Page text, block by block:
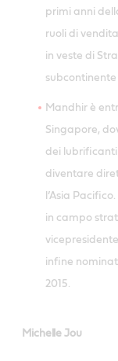
primi anni
ruoli di
in veste di
Mandhir è
Singapore,
dei
diventare
l’Asia
in campo
infine
2015.
Michelle Jou